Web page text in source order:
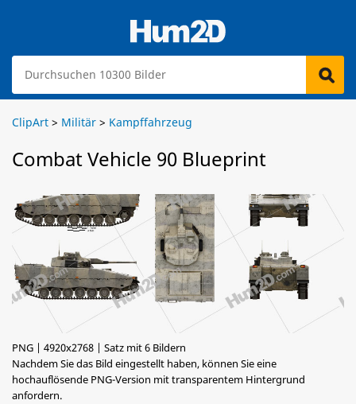
ClipArt > Militär > Kampffahrzeug
Combat Vehicle 90 Blueprint
PNG | 4920x2768 | Satz mit 6 Bildern
Nachdem Sie das Bild eingestellt haben, können Sie eine
hochauflösende PNG-Version mit transparentem Hintergrund
anfordern.